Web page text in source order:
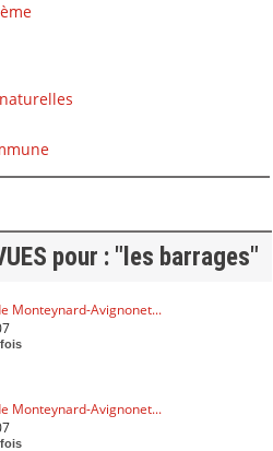
pour : "les barrages"
Monteynard-Avignonet...
Monteynard-Avignonet...